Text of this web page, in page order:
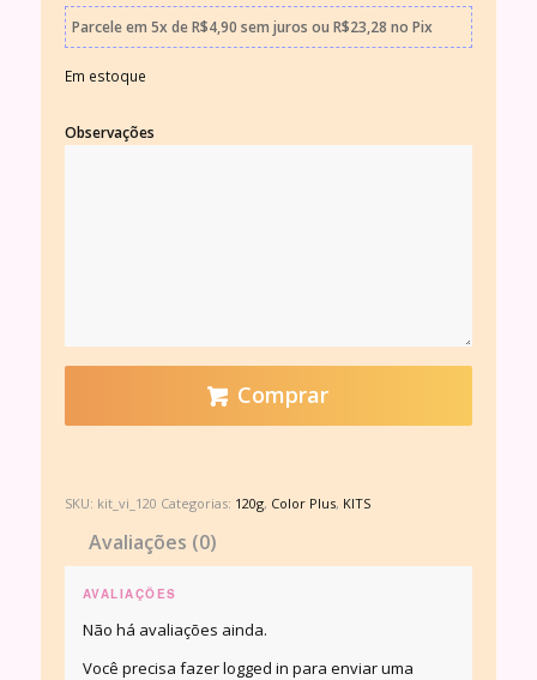
Parcele em 5x de R$4,90 sem juros ou R$23,28 no Pix
Em estoque
Observações
Comprar
SKU: kit_vi_120 Categorias: 120g, Color Plus, KITS
Avaliações (0)
AVALIAÇÕES
Não há avaliações ainda.
Você precisa fazerlogged in para enviar uma